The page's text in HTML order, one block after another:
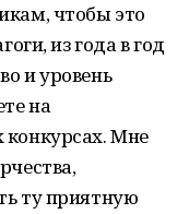
чтобы это
из года в год
и уровень
на
конкурсах. Мне
ту приятную